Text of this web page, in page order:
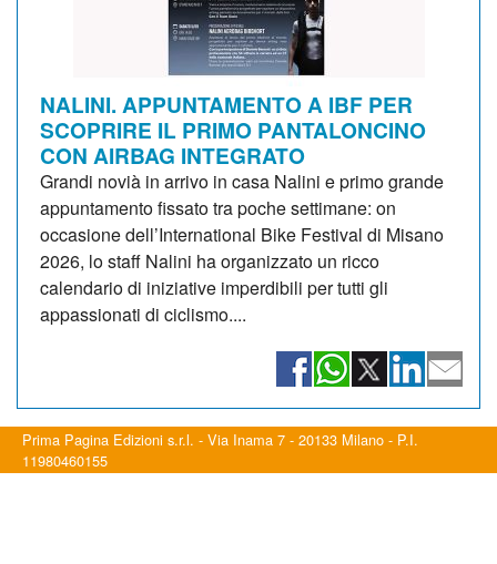
NALINI. APPUNTAMENTO A IBF PER
SCOPRIRE IL PRIMO PANTALONCINO
CON AIRBAG INTEGRATO
Grandi novià in arrivo in casa Nalini e primo grande
appuntamento fissato tra poche settimane: on
occasione dell’International Bike Festival di Misano
2026, lo staff Nalini ha organizzato un ricco
calendario di iniziative imperdibili per tutti gli
appassionati di ciclismo....
Prima Pagina Edizioni s.r.l. - Via Inama 7 - 20133 Milano - P.I.
11980460155